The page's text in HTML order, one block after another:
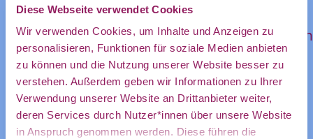
Diese Webseite verwendet Cookies
Wir verwenden Cookies, um Inhalte und Anzeigen zu
personalisieren, Funktionen für soziale Medien anbieten
zu können und die Nutzung unserer Website besser zu
verstehen. Außerdem geben wir Informationen zu Ihrer
Verwendung unserer Website an Drittanbieter weiter,
deren Services durch Nutzer*innen über unsere Website
in Anspruch genommen werden. Diese führen die
möchtet, schreibt gerne Mpho an, unter
(bearbeitet)
ZUR VERANSTALTUNG IM COMMUNITY-
KALENDER
direkt in
mein